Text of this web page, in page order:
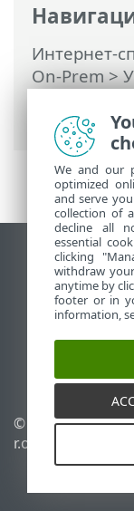
Интернет-
On-Prem>
On-Prem
End of Life
База знаний
ESET Status
© 1992 - 2026
r.o. - Все права
We and our
optimized
and serve
collection of
decline all
essential
clicking
withdraw
anytime by
footer or in
information,